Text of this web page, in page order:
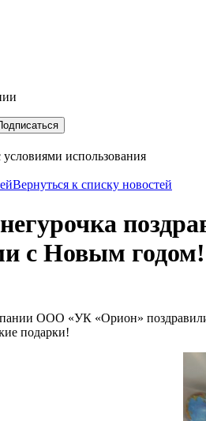
использования
Вернуться к списку новостей
с Новым годом!
ООО «УК «Орион»
подарки!